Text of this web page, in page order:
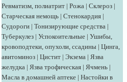
Ревматизм, полиатрит | Рожа | Склероз |
Старческая немощь | Стенокардия |
Судороги | Тонизирующие средства |
Туберкулез | Успокоительные | Ушибы,
кровоподтеки, опухоли, ссадины | Цинга,
авитоминоз | Цистит | Экзема | Язва
желудка | Язва трофическая | Ячмень |
Масла в домашней аптеке | Настойки в